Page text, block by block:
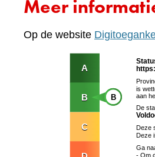
een
website)
Meer
Op de website